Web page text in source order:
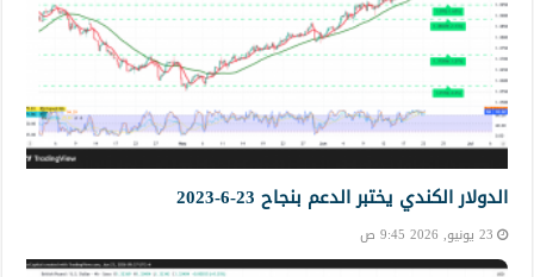
الدولار الكندي يختبر الدعم بنجاح 23-6-2023
23 يونيو, 2026 9:45 ص